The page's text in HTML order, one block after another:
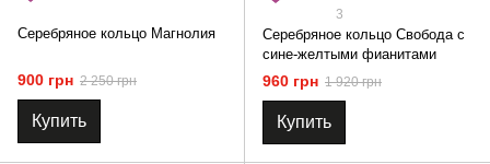
Серебряное кольцо Магнолия
900 грн 2 250 грн
Купить
3
Серебряное кольцо Свобода с
сине-желтыми фианитами
960 грн 1 920 грн
Купить